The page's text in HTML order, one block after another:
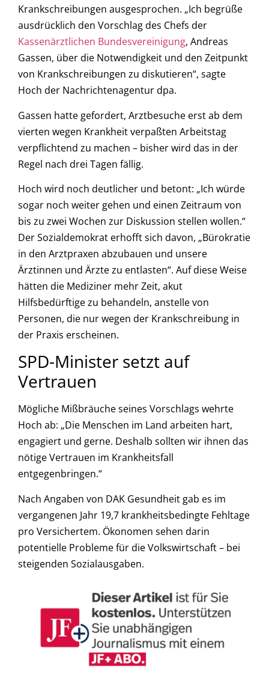
Krankschreibungen ausgesprochen. „Ich begrüße
ausdrücklich den Vorschlag des Chefs der
Kassenärztlichen Bundesvereinigung, Andreas
Gassen, über die Notwendigkeit und den Zeitpunkt
von Krankschreibungen zu diskutieren“, sagte
Hoch der Nachrichtenagentur dpa.
Gassen hatte gefordert, Arztbesuche erst ab dem
vierten wegen Krankheit verpaßten Arbeitstag
verpflichtend zu machen – bisher wird das in der
Regel nach drei Tagen fällig.
Hoch wird noch deutlicher und betont: „Ich würde
sogar noch weiter gehen und einen Zeitraum von
bis zu zwei Wochen zur Diskussion stellen wollen.“
Der Sozialdemokrat erhofft sich davon, „Bürokratie
in den Arztpraxen abzubauen und unsere
Ärztinnen und Ärzte zu entlasten“. Auf diese Weise
hätten die Mediziner mehr Zeit, akut
Hilfsbedürftige zu behandeln, anstelle von
Personen, die nur wegen der Krankschreibung in
der Praxis erscheinen.
SPD-Minister setzt auf
Vertrauen
Mögliche Mißbräuche seines Vorschlags wehrte
Hoch ab: „Die Menschen im Land arbeiten hart,
engagiert und gerne. Deshalb sollten wir ihnen das
nötige Vertrauen im Krankheitsfall
entgegenbringen.“
Nach Angaben von DAK Gesundheit gab es im
vergangenen Jahr 19,7 krankheitsbedingte Fehltage
pro Versichertem. Ökonomen sehen darin
potentielle Probleme für die Volkswirtschaft – bei
steigenden Sozialausgaben.